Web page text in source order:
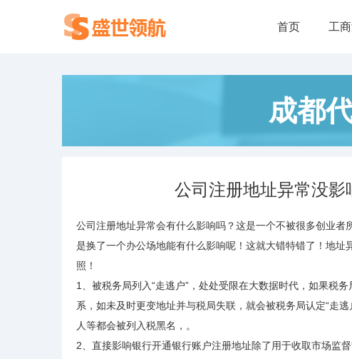
首页 工
成都
公司注册地址异常没影
公司注册地址异常会有什么影响吗？这是一个不被很多创业
是换了一个办公场地能有什么影响呢！这就大错特错了！地
照！
1、被税务局列入“走逃户”，处处受限在大数据时代，如果税
系，如未及时更变地址并与税局失联，就会被税务局认定“走
人等都会被列入税黑名，。
2、直接影响银行开通银行账户注册地址除了用于收取市场监